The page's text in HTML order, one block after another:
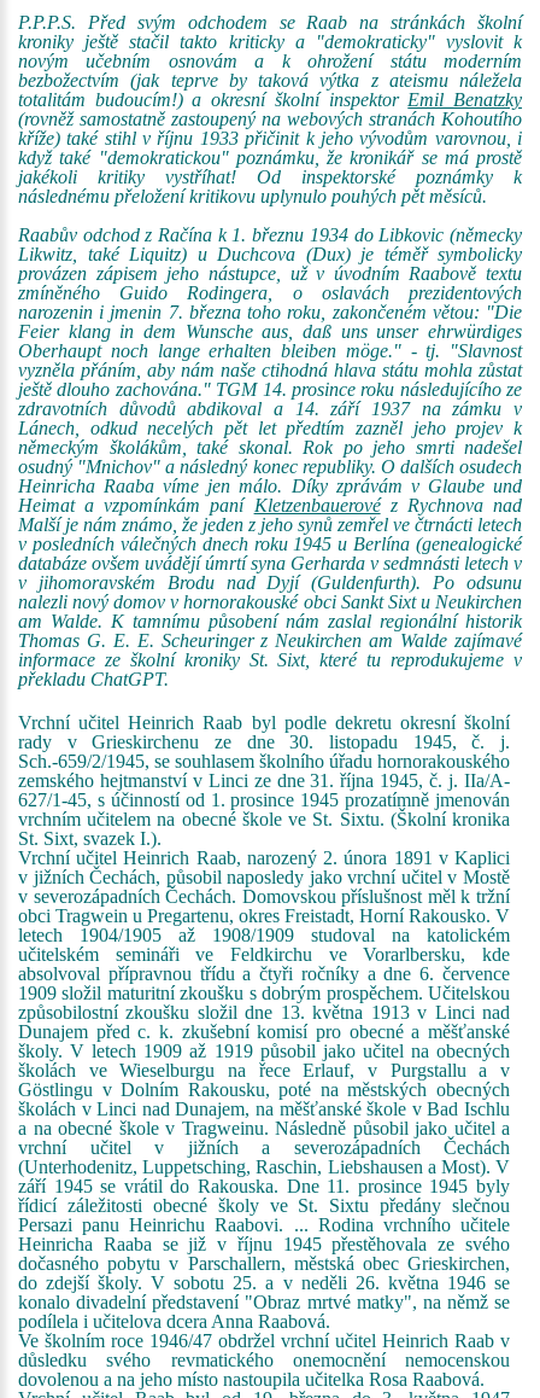
P.P.P.S. Před svým odchodem se Raab na stránkách školní
kroniky ještě stačil takto kriticky a "demokraticky" vyslovit k
novým učebním osnovám a k ohrožení státu moderním
bezbožectvím (jak teprve by taková výtka z ateismu náležela
totalitám budoucím!) a okresní školní inspektor Emil Benatzky
(rovněž samostatně zastoupený na webových stranách Kohoutího
kříže) také stihl v říjnu 1933 přičinit k jeho vývodům varovnou, i
když také "demokratickou" poznámku, že kronikář se má prostě
jakékoli kritiky vystříhat! Od inspektorské poznámky k
následnému přeložení kritikovu uplynulo pouhých pět měsíců.
Raabův odchod z Račína k 1. březnu 1934 do Libkovic (německy
Likwitz, také Liquitz) u Duchcova (Dux) je téměř symbolicky
provázen zápisem jeho nástupce, už v úvodním Raabově textu
zmíněného Guido Rodingera, o oslavách prezidentových
narozenin i jmenin 7. března toho roku, zakončeném větou: "Die
Feier klang in dem Wunsche aus, daß uns unser ehrwürdiges
Oberhaupt noch lange erhalten bleiben möge." - tj. "Slavnost
vyzněla přáním, aby nám naše ctihodná hlava státu mohla zůstat
ještě dlouho zachována." TGM 14. prosince roku následujícího ze
zdravotních důvodů abdikoval a 14. září 1937 na zámku v
Lánech, odkud necelých pět let předtím zazněl jeho projev k
německým školákům, také skonal. Rok po jeho smrti nadešel
osudný "Mnichov" a následný konec republiky. O dalších osudech
Heinricha Raaba víme jen málo. Díky zprávám v Glaube und
Heimat a vzpomínkám paní Kletzenbauerovéz Rychnova nad
Malší je nám známo, že jeden z jeho synů zemřel ve čtrnácti letech
v posledních válečných dnech roku 1945 u Berlína (genealogické
databáze ovšem uvádějí úmrtí syna Gerharda v sedmnásti letech v
v jihomoravském Brodu nad Dyjí (Guldenfurth). Po odsunu
nalezli nový domov v hornorakouské obci Sankt Sixt u Neukirchen
am Walde. K tamnímu působení nám zaslal regionální historik
Thomas G. E. E. Scheuringer z Neukirchen am Walde zajímavé
informace ze školní kroniky St. Sixt, které tu reprodukujeme v
překladu ChatGPT.
Vrchní učitel Heinrich Raab byl podle dekretu okresní školní
rady v Grieskirchenu ze dne 30. listopadu 1945, č. j.
Sch.-659/2/1945, se souhlasem školního úřadu hornorakouského
zemského hejtmanství v Linci ze dne 31. října 1945, č. j. IIa/A-
627/1-45, s účinností od 1. prosince 1945 prozatímně jmenován
vrchním učitelem na obecné škole ve St. Sixtu. (Školní kronika
St. Sixt, svazek I.).
Vrchní učitel Heinrich Raab, narozený 2. února 1891 v Kaplici
v jižních Čechách, působil naposledy jako vrchní učitel v Mostě
v severozápadních Čechách. Domovskou příslušnost měl k tržní
obci Tragwein u Pregartenu, okres Freistadt, Horní Rakousko. V
letech 1904/1905 až 1908/1909 studoval na katolickém
učitelském semináři ve Feldkirchu ve Vorarlbersku, kde
absolvoval přípravnou třídu a čtyři ročníky a dne 6. července
1909 složil maturitní zkoušku s dobrým prospěchem. Učitelskou
způsobilostní zkoušku složil dne 13. května 1913 v Linci nad
Dunajem před c. k. zkušební komisí pro obecné a měšťanské
školy. V letech 1909 až 1919 působil jako učitel na obecných
školách ve Wieselburgu na řece Erlauf, v Purgstallu a v
Göstlingu v Dolním Rakousku, poté na městských obecných
školách v Linci nad Dunajem, na měšťanské škole v Bad Ischlu
a na obecné škole v Tragweinu. Následně působil jako učitel a
vrchní učitel v jižních a severozápadních Čechách
(Unterhodenitz, Luppetsching, Raschin, Liebshausen a Most). V
září 1945 se vrátil do Rakouska. Dne 11. prosince 1945 byly
řídicí záležitosti obecné školy ve St. Sixtu předány slečnou
Persazi panu Heinrichu Raabovi. ... Rodina vrchního učitele
Heinricha Raaba se již v říjnu 1945 přestěhovala ze svého
dočasného pobytu v Parschallern, městská obec Grieskirchen,
do zdejší školy. V sobotu 25. a v neděli 26. května 1946 se
konalo divadelní představení "Obraz mrtvé matky", na němž se
podílela i učitelova dcera Anna Raabová.
Ve školním roce 1946/47 obdržel vrchní učitel Heinrich Raab v
důsledku svého revmatického onemocnění nemocenskou
dovolenou a na jeho místo nastoupila učitelka Rosa Raabová.